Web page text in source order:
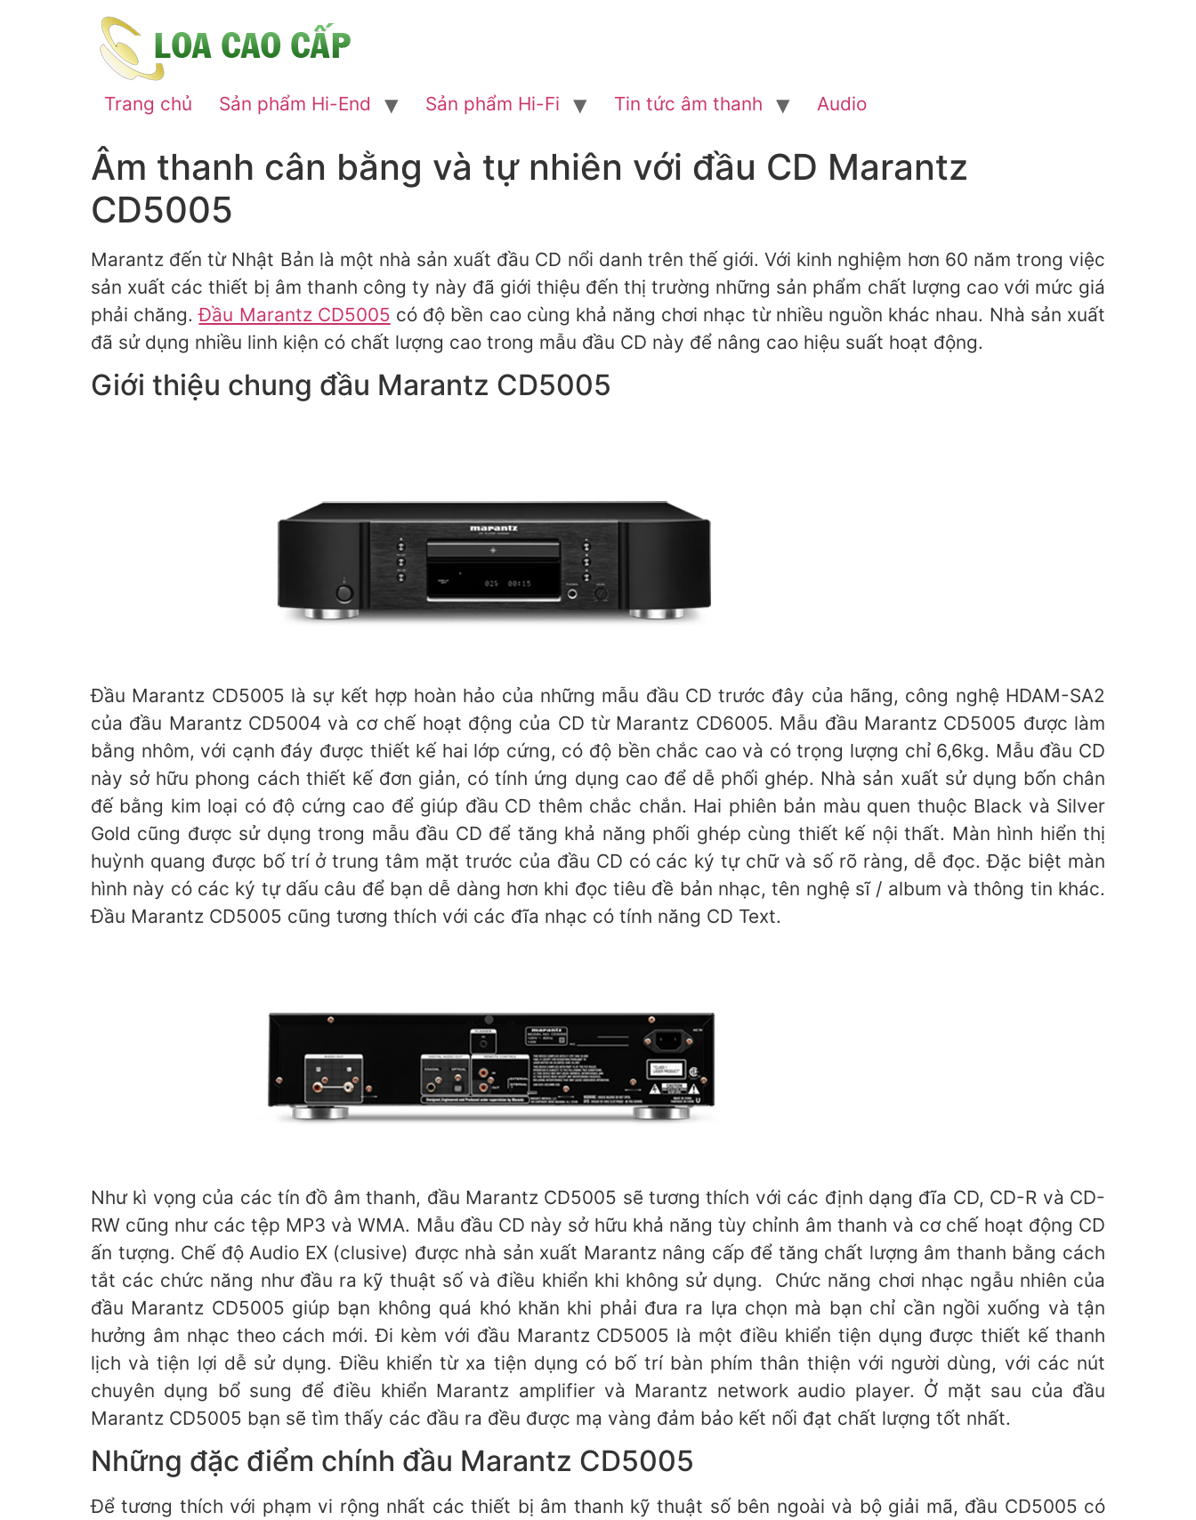
Trang chủ Sản phẩm Hi-End Sản phẩm Hi-Fi Tin tức âm thanh Audio
Âm thanh cân bằng và tự nhiên với đầu CD Marantz
CD5005
Marantz đến từ Nhật Bản là một nhà sản xuất đầu CD nổi danh trên thế giới. Với kinh nghiệm hơn 60 năm trong việc
sản xuất các thiết bị âm thanh công ty này đã giới thiệu đến thị trường những sản phẩm chất lượng cao với mức giá
phải chăng.Đầu Marantz CD5005 có độ bền cao cùng khả năng chơi nhạc từ nhiều nguồn khác nhau. Nhà sản xuất
đã sử dụng nhiều linh kiện có chất lượng cao trong mẫu đầu CD này để nâng cao hiệu suất hoạt động.
Giới thiệu chung đầu Marantz CD5005
Đầu Marantz CD5005 là sự kết hợp hoàn hảo của những mẫu đầu CD trước đây của hãng, công nghệ HDAM-SA2
của đầu Marantz CD5004 và cơ chế hoạt động của CD từ Marantz CD6005. Mẫu đầu Marantz CD5005 được làm
bằng nhôm, với cạnh đáy được thiết kế hai lớp cứng, có độ bền chắc cao và có trọng lượng chỉ 6,6kg. Mẫu đầu CD
này sở hữu phong cách thiết kế đơn giản, có tính ứng dụng cao để dễ phối ghép. Nhà sản xuất sử dụng bốn chân
đế bằng kim loại có độ cứng cao để giúp đầu CD thêm chắc chắn. Hai phiên bản màu quen thuộc Black và Silver
Gold cũng được sử dụng trong mẫu đầu CD để tăng khả năng phối ghép cùng thiết kế nội thất. Màn hình hiển thị
huỳnh quang được bố trí ở trung tâm mặt trước của đầu CD có các ký tự chữ và số rõ ràng, dễ đọc. Đặc biệt màn
hình này có các ký tự dấu câu để bạn dễ dàng hơn khi đọc tiêu đề bản nhạc, tên nghệ sĩ / album và thông tin khác.
Đầu Marantz CD5005 cũng tương thích với các đĩa nhạc có tính năng CD Text.
Như kì vọng của các tín đồ âm thanh, đầu Marantz CD5005 sẽ tương thích với các định dạng đĩa CD, CD-R và CD-
RW cũng như các tệp MP3 và WMA. Mẫu đầu CD này sở hữu khả năng tùy chỉnh âm thanh và cơ chế hoạt động CD
ấn tượng. Chế độ Audio EX (clusive) được nhà sản xuất Marantz nâng cấp để tăng chất lượng âm thanh bằng cách
tắt các chức năng như đầu ra kỹ thuật số và điều khiển khi không sử dụng. Chức năng chơi nhạc ngẫu nhiên của
đầu Marantz CD5005 giúp bạn không quá khó khăn khi phải đưa ra lựa chọn mà bạn chỉ cần ngồi xuống và tận
hưởng âm nhạc theo cách mới. Đi kèm với đầu Marantz CD5005 là một điều khiển tiện dụng được thiết kế thanh
lịch và tiện lợi dễ sử dụng. Điều khiển từ xa tiện dụng có bố trí bàn phím thân thiện với người dùng, với các nút
chuyên dụng bổ sung để điều khiển Marantz amplifier và Marantz network audio player. Ở mặt sau của đầu
Marantz CD5005 bạn sẽ tìm thấy các đầu ra đều được mạ vàng đảm bảo kết nối đạt chất lượng tốt nhất.
Những đặc điểm chính đầu Marantz CD5005
Để tương thích với phạm vi rộng nhất các thiết bị âm thanh kỹ thuật số bên ngoài và bộ giải mã, đầu CD5005 có